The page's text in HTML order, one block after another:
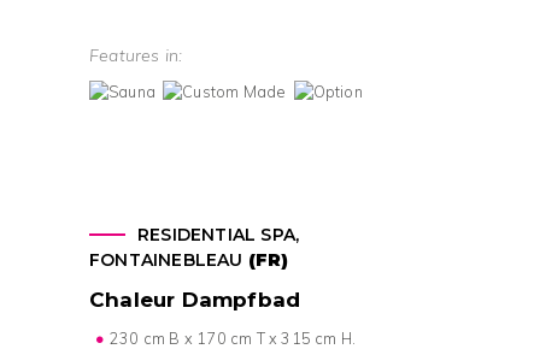
Features in:
RESIDENTIAL SPA,
FONTAINEBLEAU (FR)
Chaleur Dampfbad
230 cm B x 170 cm T x 315 cm H.